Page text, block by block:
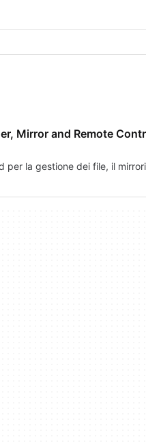
Mirror and Remote
per la gestione dei file, il